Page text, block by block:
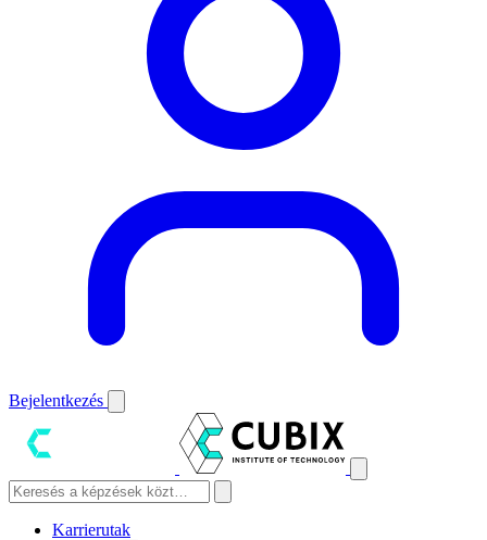
Bejelentkezés
Karrierutak